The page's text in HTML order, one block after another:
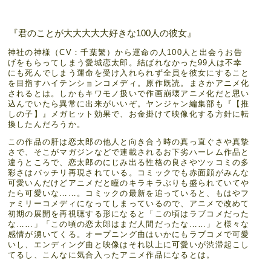
『君のことが大大大大大好きな100人の彼女』
神社の神様（CV：千葉繁）から運命の人100人と出会うお告
げをもらってしまう愛城恋太郎。結ばれなかった99人は不幸
にも死んでしまう運命を受け入れられず全員を彼女にすること
を目指すハイテンションコメディ。原作既読。まさかアニメ化
されるとは。しかもキワモノ扱いで作画崩壊アニメ化だと思い
込んでいたら異常に出来がいいぞ。ヤンジャン編集部も『【推
しの子】』メガヒット効果で、お金掛けて映像化する方針に転
換したんだろうか。
この作品の肝は恋太郎の他人と向き合う時の真っ直ぐさや真摯
さで、そこがマガジンなどで連載されるお下劣ハーレム作品と
違うところで、恋太郎のにじみ出る性格の良さやツッコミの多
彩さはバッチリ再現されている。コミックでも赤面顔がみんな
可愛いんだけどアニメだと瞳のキラキラぶりも盛られていてや
たら可愛いな……。コミックの最新を追っていると、もはやフ
ァミリーコメディになってしまっているので、アニメで改めて
初期の展開を再視聴する形になると「この頃はラブコメだった
な……」「この頃の恋太郎はまだ人間だったな……」と様々な
感情が湧いてくる。オープニング曲はいかにもラブコメで可愛
いし、エンディング曲と映像はそれ以上に可愛いが渋滞起こし
てるし、こんなに気合入ったアニメ作品になるとは。